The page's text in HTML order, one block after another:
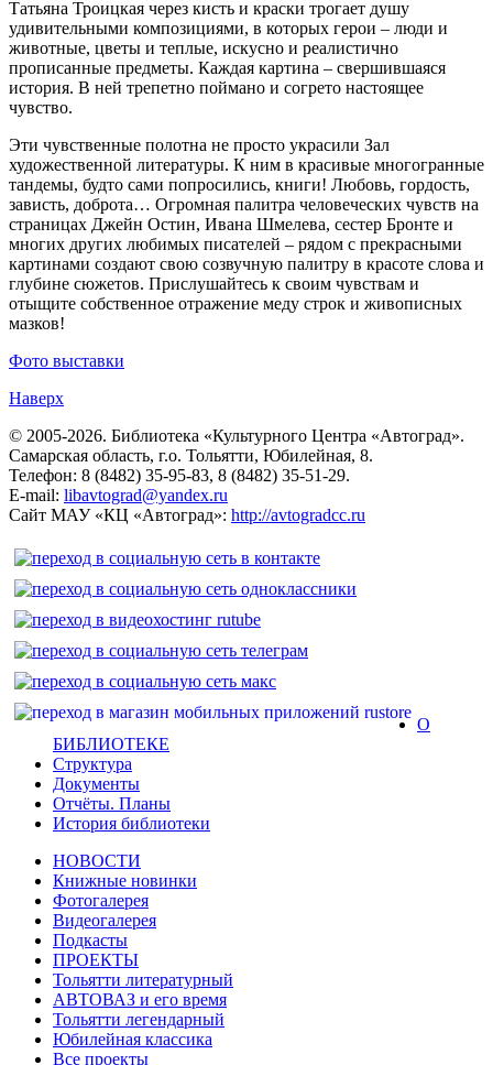
Татьяна Троицкая через кисть и краски трогает душу
удивительными композициями, в которых герои – люди и
животные, цветы и теплые, искусно и реалистично
прописанные предметы. Каждая картина – свершившаяся
история. В ней трепетно поймано и согрето настоящее
чувство.
Эти чувственные полотна не просто украсили Зал
художественной литературы. К ним в красивые многогранные
тандемы, будто сами попросились, книги! Любовь, гордость,
зависть, доброта… Огромная палитра человеческих чувств на
страницах Джейн Остин, Ивана Шмелева, сестер Бронте и
многих других любимых писателей – рядом с прекрасными
картинами создают свою созвучную палитру в красоте слова и
глубине сюжетов. Прислушайтесь к своим чувствам и
отыщите собственное отражение меду строк и живописных
мазков!
Фото выставки
Наверх
© 2005-2026. Библиотека «Культурного Центра «Автоград».
Самарская область, г.о. Тольятти, Юбилейная, 8.
Телефон: 8 (8482) 35-95-83, 8 (8482) 35-51-29.
E-mail: libavtograd@yandex.ru
Сайт МАУ «КЦ «Автоград»: http://avtogradcc.ru
О
БИБЛИОТЕКЕ
Структура
Документы
Отчёты. Планы
История библиотеки
НОВОСТИ
Книжные новинки
Фотогалерея
Видеогалерея
Подкасты
ПРОЕКТЫ
Тольятти литературный
АВТОВАЗ и его время
Тольятти легендарный
Юбилейная классика
Все проекты